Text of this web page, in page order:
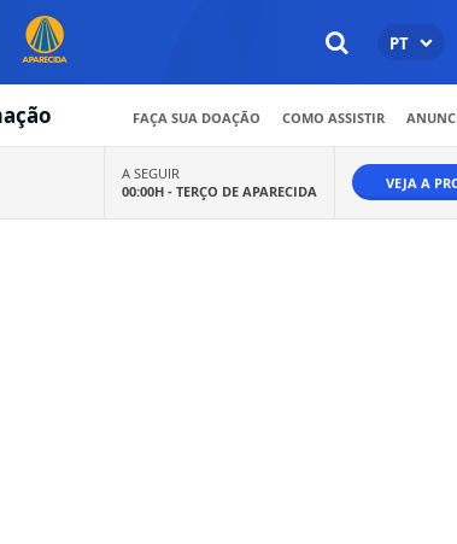
PT
FAÇA SUA DOAÇÃO COMO ASSISTIR
A SEGUIR
00:00H - TERÇO DE APARECIDA VEJA A